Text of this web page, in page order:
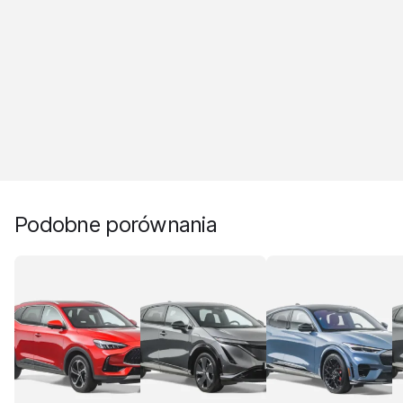
Podobne porównania